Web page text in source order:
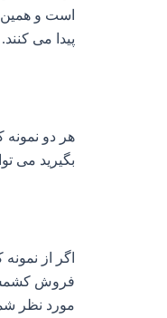
است و همین
پیدا می‌ کنند.
هر دو
بگیرید می
اگر از
فروش کشمش
مورد نظر